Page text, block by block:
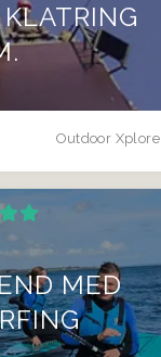
Outdoor Xplore
MED